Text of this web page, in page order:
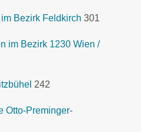
Bezirk Feldkirch 301
im Bezirk 1230 Wien /
242
Otto-Preminger-